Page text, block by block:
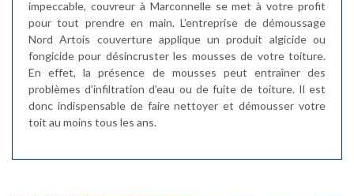
impeccable, couvreur à Marconnelle se met à votre profit
pour tout prendre en main. L’entreprise de démoussage
Nord Artois couverture applique un produit algicide ou
fongicide pour désincruster les mousses de votre toiture.
En effet, la présence de mousses peut entraîner des
problèmes d’infiltration d’eau ou de fuite de toiture. Il est
donc indispensable de faire nettoyer et démousser votre
toit au moins tous les ans.